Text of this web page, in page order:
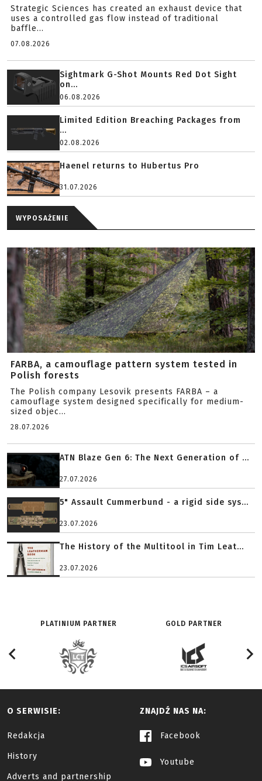
Strategic Sciences has created an exhaust device that
uses a controlled gas flow instead of traditional
baffle...
07.08.2026
Sightmark G-Shot Mounts Red Dot Sight
on...
06.08.2026
Limited Edition Breaching Packages from
...
02.08.2026
Haenel returns to Hubertus Pro
31.07.2026
WYPOSAŻENIE
FARBA, a camouflage pattern system tested in
Polish forests
The Polish company Lesovik presents FARBA – a
camouflage system designed specifically for medium-
sized objec...
28.07.2026
ATN Blaze Gen 6: The Next Generation of ...
27.07.2026
5" Assault Cummerbund - a rigid side sys...
23.07.2026
The History of the Multitool in Tim Leat...
23.07.2026
PLATINIUM PARTNER GOLD PARTNER
O SERWISIE:
Redakcja
History
Adverts and partnership
ZNAJDŹ NAS NA:
Facebook
Youtube